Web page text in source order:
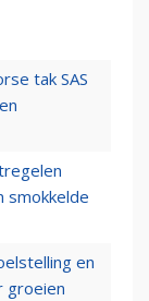
tak SAS
smokkelde
en
groeien